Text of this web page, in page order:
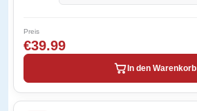
Preis
€39.99
In den Warenkorb